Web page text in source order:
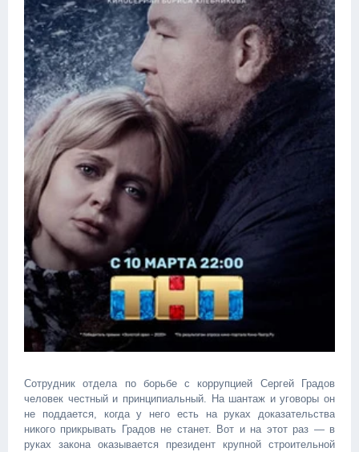
Сотрудник отдела по борьбе с коррупцией Сергей Градов
человек честный и принципиальный. На шантаж и уговоры он
не поддается, когда у него есть на руках доказательства
никого прикрывать Градов не станет. Вот и на этот раз — в
руках закона оказывается президент крупной строительной